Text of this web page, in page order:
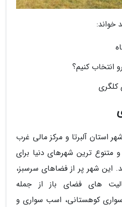
خواند:
انتخاب کنیم؟
کلگری
استان آلبرتا و مرکز مالی غرب
و متنوع ترین شهرهای دنیا برای
شهر پر از فضاهای سرسبز،
های فضای باز از جمله
سواری کوهستانی، اسب سواری و